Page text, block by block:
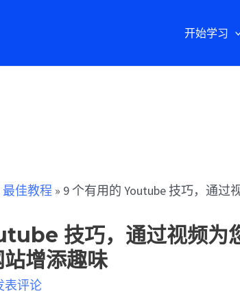
开始学习
最佳教程 » 9 个有用的 Youtube 技巧，通过
技巧，通过视频为
增添趣味
表评论